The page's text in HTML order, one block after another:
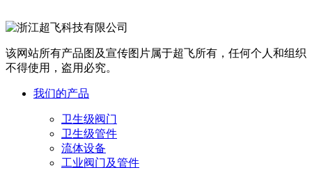
该网站所有产品图及宣传图片属于超飞所有，任何个人和组织
不得使用，盗用必究。
我们的产品
卫生级阀门
卫生级管件
流体设备
工业阀门及管件